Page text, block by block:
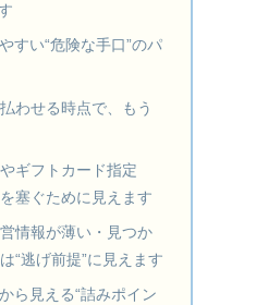
すい“危険な手口”のパ
わせる時点で、もう
ギフトカード指定
塞ぐために見えます
情報が薄い・見つか
“逃げ前提”に見えます
ら見える“詰みポイン